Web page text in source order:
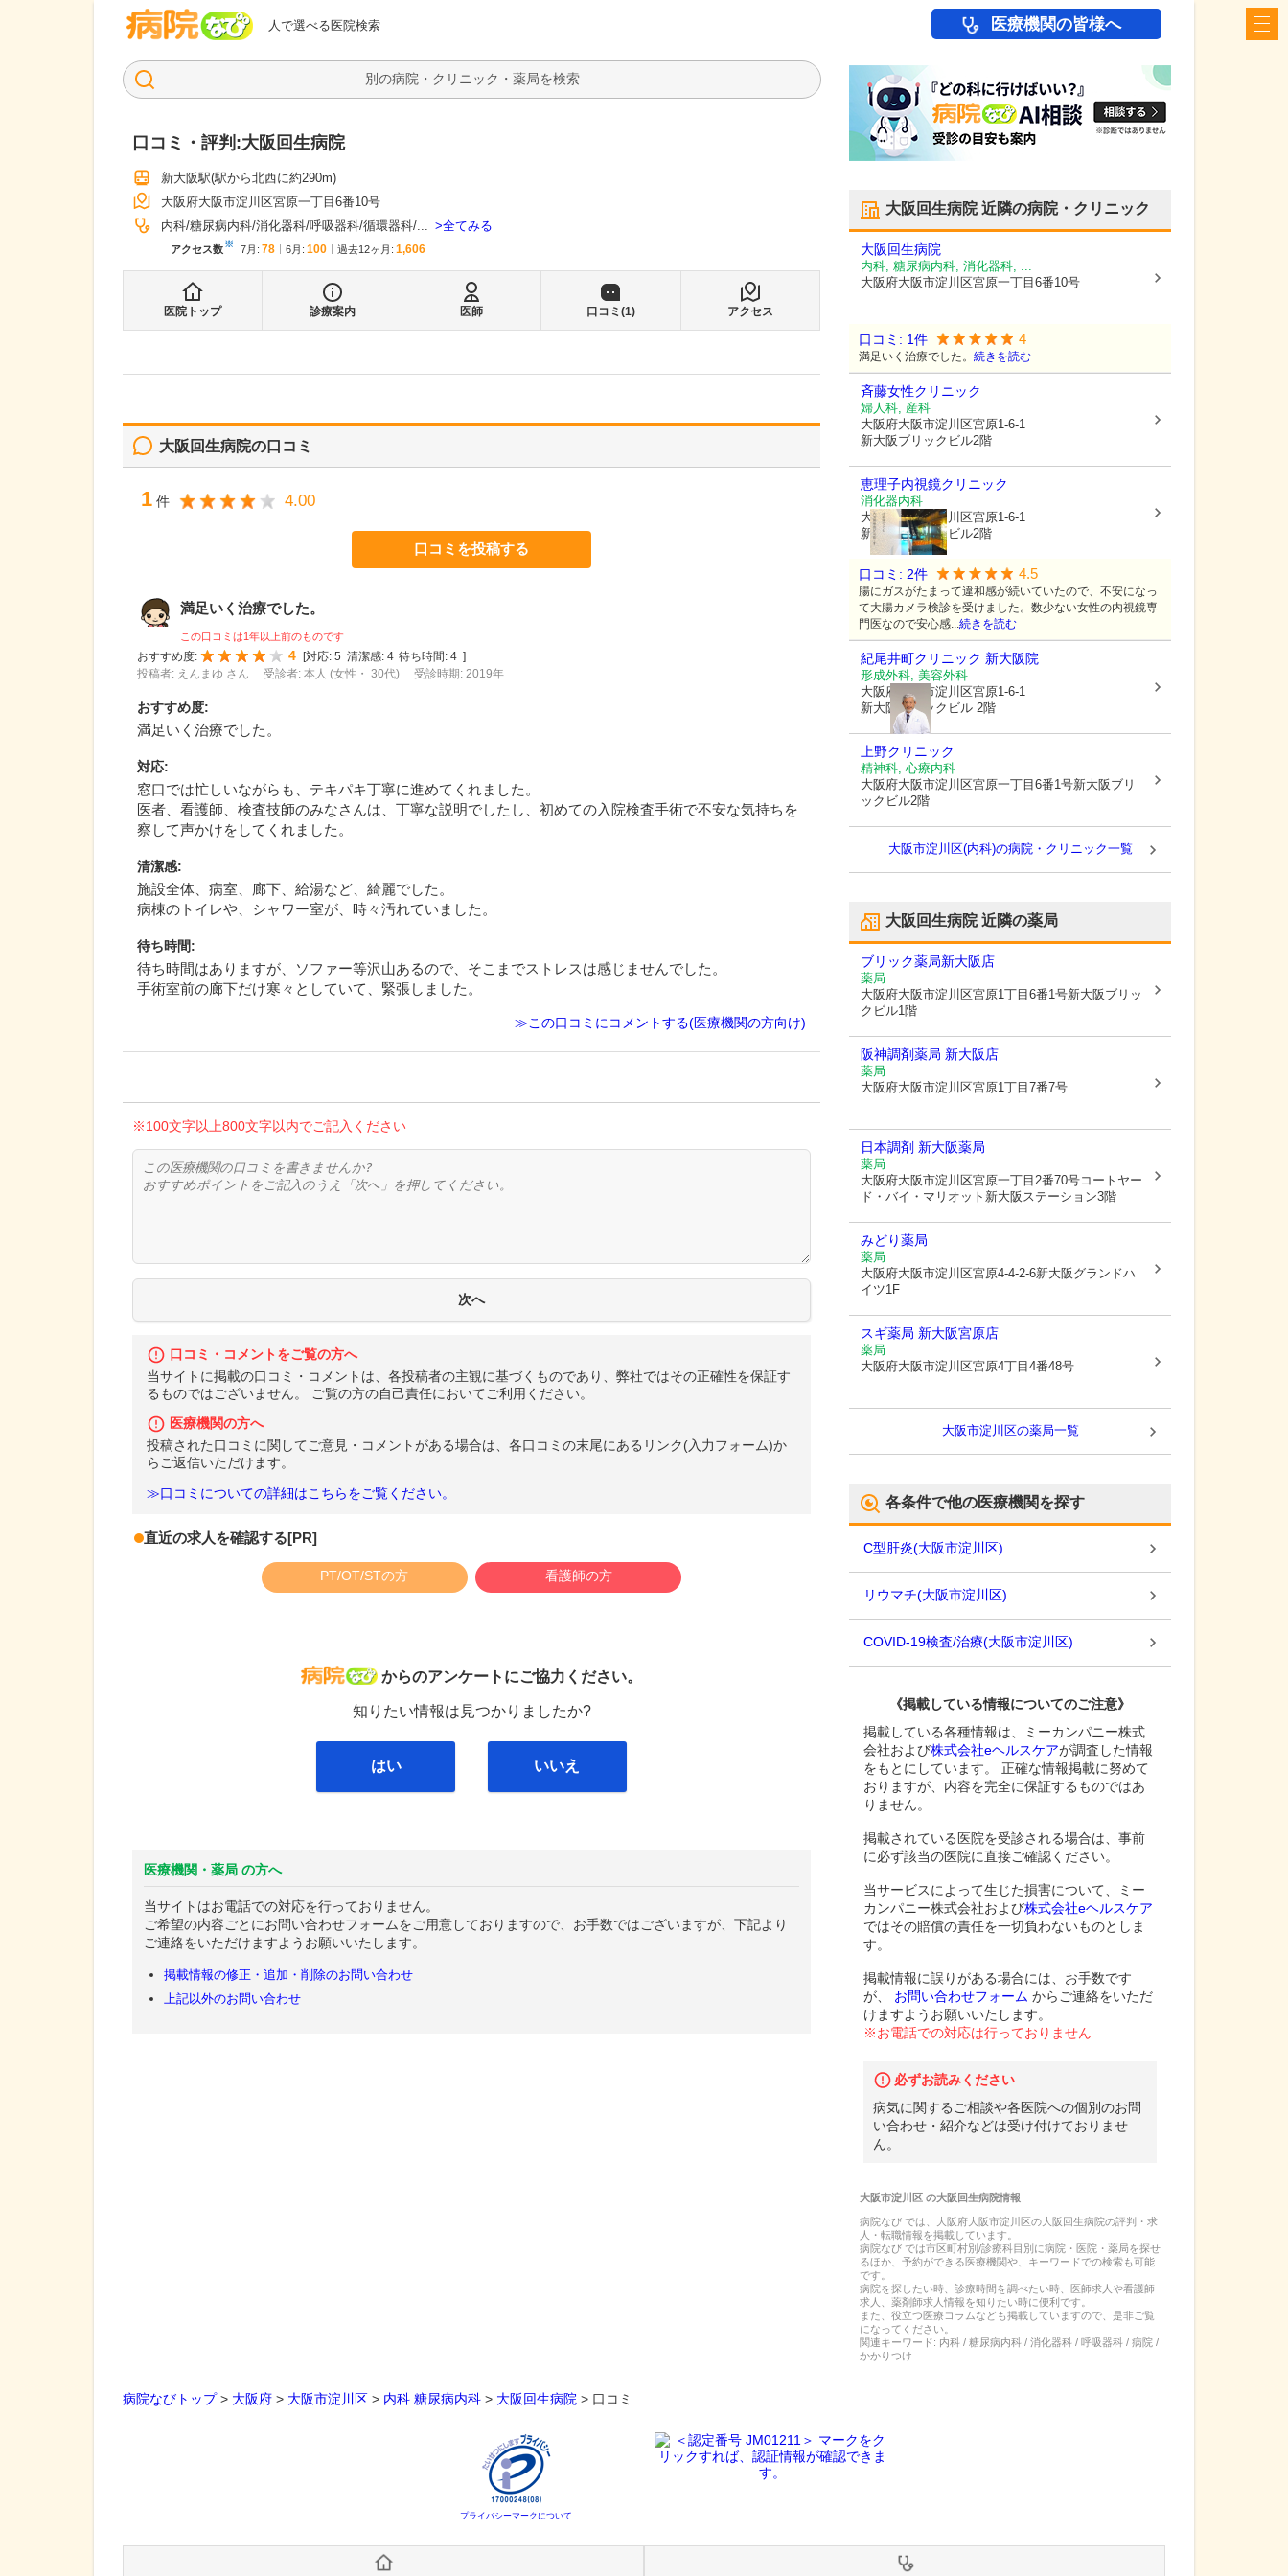
人で選べる医院検索
病院なび 医療機関の皆様へ
検索
口コミ・評判:大阪回生病院
新大阪駅(駅から北西に約290m)
大阪府大阪市淀川区宮原一丁目6番10号
内科 糖尿病内科 消化器科 呼吸器科 循環器科 ... 全てみる
アクセス数※ 7月 : 78 6月 : 100 過去12ヶ月: 1,606
医院トップ 診療案内 医師 口コミ(1) アクセス
大阪回生病院の口コミ
1 件 4.00
口コミを投稿する
満足いく治療でした。
この口コミは1年以上前のものです
おすすめ度:
4 [対応: 5 清潔感: 4 待ち時間: 4 ]
投稿者: えんまゆ さん
受診者: 本人 (女性・ 30代) 受診時期: 2019年
おすすめ度:
満足いく治療でした。
対応:
窓口では忙しいながらも、テキパキ丁寧に進めてくれました。
医者、看護師、検査技師のみなさんは、丁寧な説明でしたし、初めての入院検査手術で不安な気持ちを
察して声かけをしてくれました。
清潔感:
施設全体、病室、廊下、給湯など、綺麗でした。
病棟のトイレや、シャワー室が、時々汚れていました。
待ち時間:
待ち時間はありますが、ソファー等沢山あるので、そこまでストレスは感じませんでした。
手術室前の廊下だけ寒々としていて、緊張しました。
≫この口コミにコメントする(医療機関の方向け)
※100文字以上800文字以内でご記入ください
口コミ・コメントをご覧の方へ
当サイトに掲載の口コミ・コメントは、各投稿者の主観に基づくものであり、弊社ではその正確性を保証す
るものではございません。 ご覧の方の自己責任においてご利用ください。
医療機関の方へ
投稿された口コミに関してご意見・コメントがある場合は、各口コミの末尾にあるリンク(入力フォーム)か
らご返信いただけます。
≫口コミについての詳細はこちらをご覧ください。
直近の求人を確認する[PR]
PT/OT/STの方 看護師の方
病院なび
からのアンケートにご協力ください。
知りたい情報は見つかりましたか?
はい いいえ
医療機関・薬局 の方へ
当サイトはお電話での対応を行っておりません。
ご希望の内容ごとにお問い合わせフォームをご用意しておりますので、お手数ではございますが、下記より
ご連絡をいただけますようお願いいたします。
掲載情報の修正・追加・削除のお問い合わせ
上記以外のお問い合わせ
大阪回生病院近隣の病院・クリニック
大阪回生病院
内科, 糖尿病内科, 消化器科, ...
大阪府大阪市淀川区宮原一丁目6番10号
口コミ: 1件 4
満足いく治療でした。 続きを読む
斉藤女性クリニック
婦人科, 産科
大阪府大阪市淀川区宮原1-6-1
新大阪ブリックビル2階
恵理子内視鏡クリニック
消化器内科
大阪府大阪市淀川区宮原1-6-1
新大阪ブリックビル2階
口コミ: 2件 4.5
腸にガスがたまって違和感が続いていたので、不安になっ
て大腸カメラ検診を受けました。数少ない女性の内視鏡専
門医なので安心感...続きを読む
紀尾井町クリニック 新大阪院
形成外科, 美容外科
大阪府大阪市淀川区宮原1-6-1
新大阪ブリックビル 2階
上野クリニック
精神科, 心療内科
大阪府大阪市淀川区宮原一丁目6番1号新大阪ブリ
ックビル2階
大阪市淀川区(内科)の病院・クリニック一覧
大阪回生病院近隣の薬局
ブリック薬局新大阪店
薬局
大阪府大阪市淀川区宮原1丁目6番1号新大阪ブリッ
クビル1階
阪神調剤薬局 新大阪店
薬局
大阪府大阪市淀川区宮原1丁目7番7号
日本調剤 新大阪薬局
薬局
大阪府大阪市淀川区宮原一丁目2番70号コートヤー
ド・バイ・マリオット新大阪ステーション3階
みどり薬局
薬局
大阪府大阪市淀川区宮原4-4-2-6新大阪グランドハ
イツ1F
スギ薬局 新大阪宮原店
薬局
大阪府大阪市淀川区宮原4丁目4番48号
大阪市淀川区の薬局一覧
各条件で他の医療機関を探す
C型肝炎(大阪市淀川区)
リウマチ(大阪市淀川区)
COVID-19検査/治療(大阪市淀川区)
《掲載している情報についてのご注意》
掲載している各種情報は、ミーカンパニー株式
会社および株式会社eヘルスケアが調査した情報
をもとにしています。 正確な情報掲載に努めて
おりますが、内容を完全に保証するものではあ
りません。
掲載されている医院を受診される場合は、事前
に必ず該当の医院に直接ご確認ください。
当サービスによって生じた損害について、ミー
カンパニー株式会社および株式会社eヘルスケア
ではその賠償の責任を一切負わないものとしま
す。
掲載情報に誤りがある場合には、お手数です
が、
お問い合わせフォーム からご連絡をいただ
けますようお願いいたします。
※お電話での対応は行っておりません
必ずお読みください
病気に関するご相談や各医院への個別のお問
い合わせ・紹介などは受け付けておりませ
ん。
大阪市淀川区の大阪回生病院情報
病院なび では、 大阪府大阪市淀川区の大阪回生病院の評判・求
人・転職情報を掲載しています。
病院なび では市区町村別/診療科目別に病院・医院・薬局を探せ
るほか、予約ができる医療機関や、キーワードでの検索も可能
です。
病院を探したい時、診療時間を調べたい時、医師求人や看護師
求人、薬剤師求人情報を知りたい時に便利です。
また、役立つ医療コラムなども掲載していますので、是非ご覧
になってください。
関連キーワード: 内科 / 糖尿病内科 / 消化器科 / 呼吸器科 / 病院 /
かかりつけ
病院なびトップ> 大阪府 > 大阪市淀川区 > 内科 糖尿病内科 > 大阪回生病院 > 口コミ
プライバシーマークについて